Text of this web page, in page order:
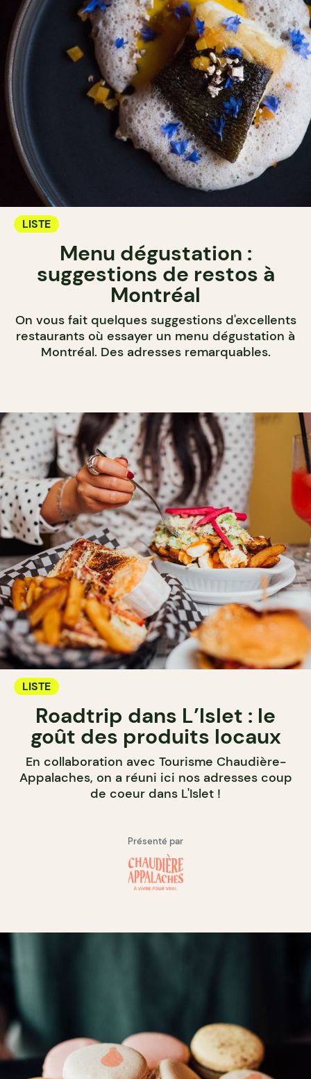
LISTE
Menu dégustation :
suggestions de restos à
Montréal
On vous fait quelques suggestions d'excellents
restaurants où essayer un menu dégustation à
Montréal. Des adresses remarquables.
LISTE
Roadtrip dans L’Islet : le
goût des produits locaux
En collaboration avec Tourisme Chaudière-
Appalaches, on a réuni ici nos adresses coup
de coeur dans L'Islet !
Présenté par